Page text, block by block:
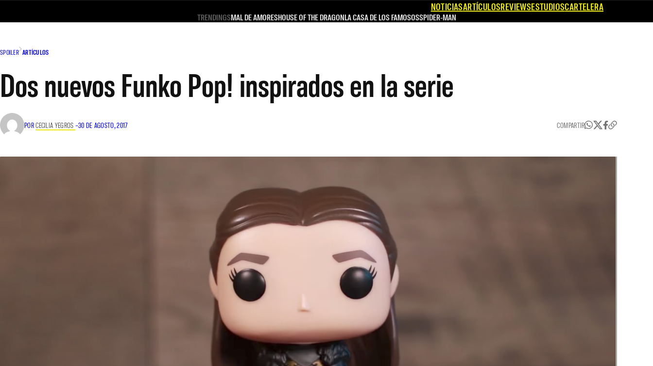
NOTICIASARTÍCULOSREVIEWSESTUDIOSCARTELERA
TRENDINGSMAL DE AMORESHOUSE OF THE DRAGONLA CASA DE LOS FAMOSOSSPIDER-MAN
SPOILER ARTÍCULOS
Dos nuevos Funko Pop! inspirados en la serie
PORCECILIA YEGROS –30 DE AGOSTO, 2017 COMPARTIR